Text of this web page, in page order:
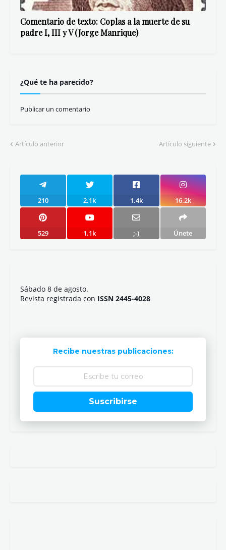
Comentario de texto: Coplas a la muerte de su
padre I, III y V (Jorge Manrique)
¿Qué te ha parecido?
Publicar un comentario
Artículo anterior Artículo siguiente
210 2.1k 1.4k 16.2k
529 1.1k ;-) Únete
Sábado 8 de agosto.
Revista registrada con ISSN 2445-4028
Recibe nuestras publicaciones:
Suscribirse